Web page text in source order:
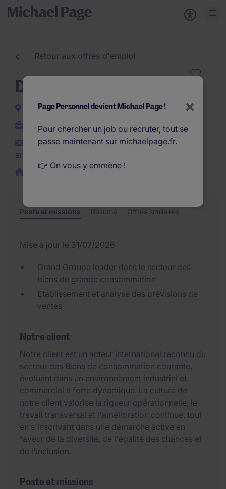
Retour aux offres d'emploi
Demand Planner F/H
Paris-8e-Arrondissement
Interim
€48.000 - €52.000 par
an
Télétravail possible
Poste et missions Résumé Offres similaires
Mise à jour le 31/07/2026
Grand Groupe leader dans le secteur des
biens de grande consommation
Etablissement et analyse des prévisions de
ventes
Notre client
Notre client est un acteur international reconnu du
secteur des Biens de consommation courante,
évoluant dans un environnement industriel et
commercial à forte dynamique. La culture de
notre client valorise la rigueur opérationnelle, le
travail transversal et l'amélioration continue, tout
en s'inscrivant dans une démarche active en
faveur de la diversité, de l'égalité des chances et
de l'inclusion.
Poste et missions
×
Page Personnel devient Michael Page !
Pour chercher un job ou recruter, tout se
passe maintenant sur michaelpage.fr.
👉 On vous y emmène !